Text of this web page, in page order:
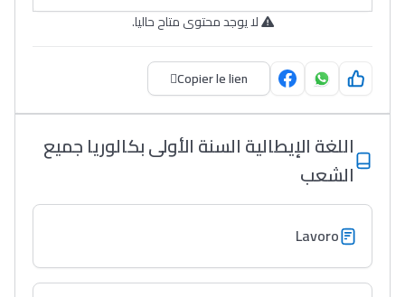
لا يوجد محتوى متاح حاليا.
Copier le lien
اللغة الإيطالية السنة الأولى بكالوريا جميع
الشعب
Lavoro